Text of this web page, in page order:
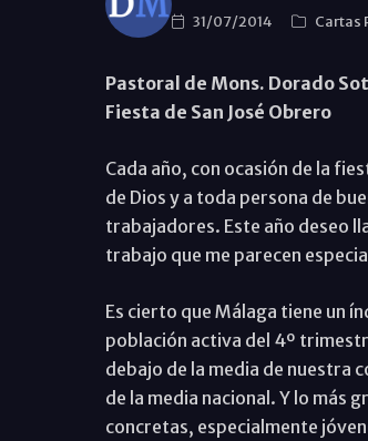
31/07/2014 Cartas
Pastoral de Mons. Dorado
Fiesta de San José Obrero
Cada año, con ocasión de la
de Dios y a toda persona de
trabajadores. Este año deseo
trabajo que me parecen
Es cierto que Málaga tiene un
población activa del 4º
debajo de la media de nuestra
de la media nacional. Y lo más
concretas, especialmente